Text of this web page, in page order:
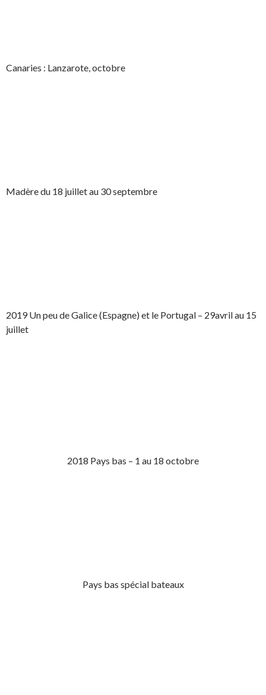
Canaries : Lanzarote, octobre
Madère du 18 juillet au 30 septembre
2019 Un peu de Galice (Espagne) et le Portugal – 29avril au 15
juillet
2018 Pays bas – 1 au 18 octobre
Pays bas spécial bateaux